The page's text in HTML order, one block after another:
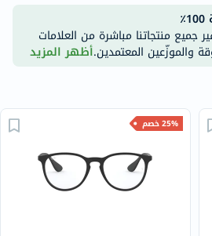
جميع منتجاتنا مباشرة من العلامات
والموزّعين المعتمدين.أظهر المزيد
25% خصم